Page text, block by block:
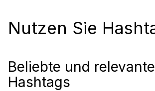
Nutzen Sie
Beliebte und relevante
Hashtags